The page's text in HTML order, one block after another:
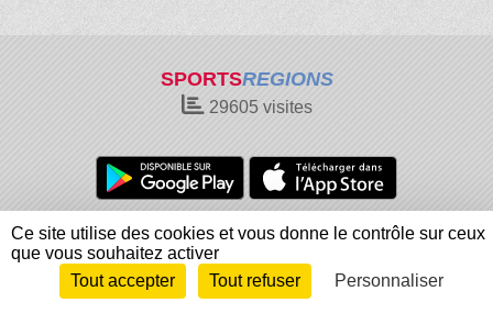
SPORTSREGIONS
29605visites
Charte cookies
Gestion des cookies
Informations légales
Signaler un contenu inapproprié
Envie de participer ?
Connexion
Ce site utilise des cookies et vous donne le contrôle sur ceux
que vous souhaitez activer
Tout accepter
Tout refuser Personnaliser